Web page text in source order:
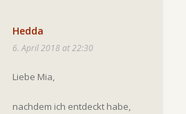
Hedda
6. April 2018 at 22:30
Liebe Mia,
nachdem ich entdeckt habe,